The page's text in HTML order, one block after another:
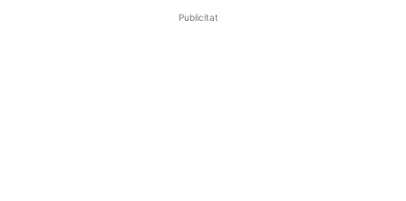
Publicitat